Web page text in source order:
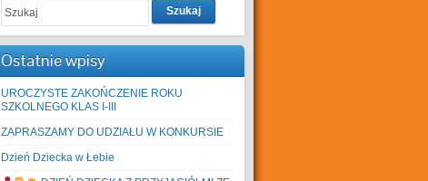
Szukaj
Ostatnie wpisy
UROCZYSTE ZAKOŃCZENIE ROKU
SZKOLNEGO KLAS I-III
ZAPRASZAMY DO UDZIAŁU W KONKURSIE
Dzień Dziecka w Łebie